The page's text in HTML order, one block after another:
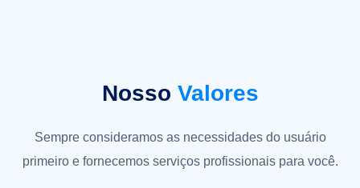
Nosso Valores
Sempre consideramos as necessidades do usuário
primeiro e fornecemos serviços profissionais para você.